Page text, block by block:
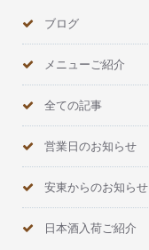
ブログ
メニューご紹介
全ての記事
営業日のお知らせ
安東からのお知らせ
日本酒入荷ご紹介